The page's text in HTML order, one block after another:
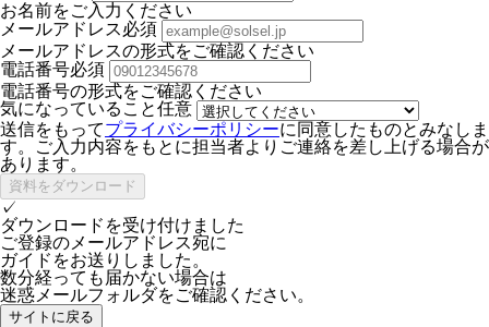
お名前をご入力ください
メールアドレス必須
メールアドレスの形式をご確認ください
電話番号必須
電話番号の形式をご確認ください
気になっていること任意
送信をもってプライバシーポリシーに同意したものとみなしま
す。ご入力内容をもとに担当者よりご連絡を差し上げる場合が
あります。
✓
ダウンロードを受け付けました
ご登録のメールアドレス宛に
ガイドをお送りしました。
数分経っても届かない場合は
迷惑メールフォルダをご確認ください。
サイトに戻る